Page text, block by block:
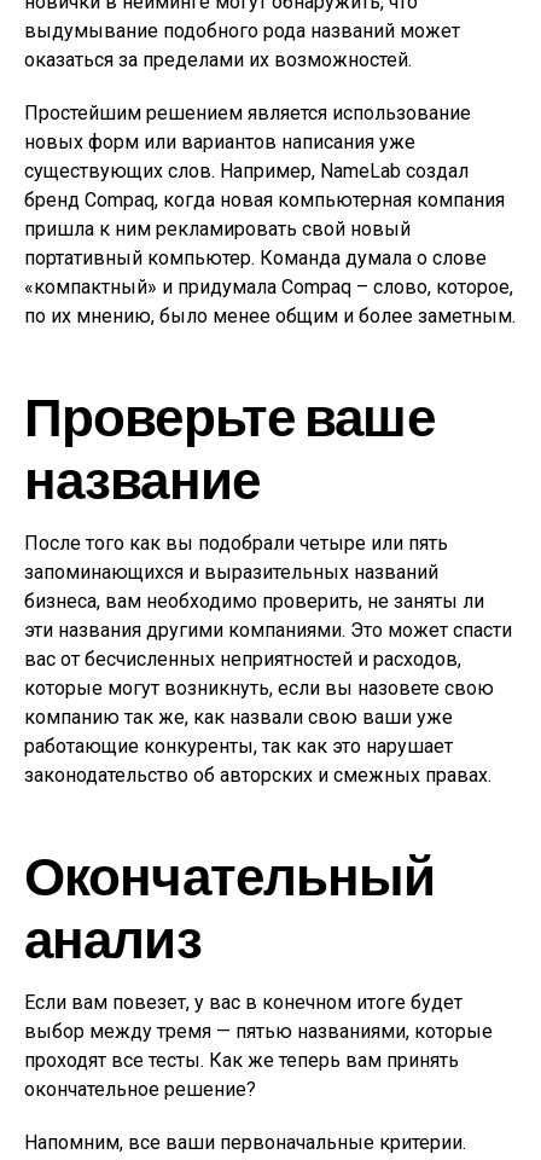
выдумывание подобного рода названий может
оказаться за пределами их возможностей.
Простейшим решением является использование
новых форм или вариантов написания уже
существующих слов. Например, NameLab создал
бренд Compaq, когда новая компьютерная компания
пришла к ним рекламировать свой новый
портативный компьютер. Команда думала о слове
«компактный» и придумала Compaq – слово, которое,
по их мнению, было менее общим и более заметным.
Проверьте ваше
название
После того как вы подобрали четыре или пять
запоминающихся и выразительных названий
бизнеса, вам необходимо проверить, не заняты ли
эти названия другими компаниями. Это может спасти
вас от бесчисленных неприятностей и расходов,
которые могут возникнуть, если вы назовете свою
компанию так же, как назвали свою ваши уже
работающие конкуренты, так как это нарушает
законодательство об авторских и смежных правах.
Окончательный
анализ
Если вам повезет, у вас в конечном итоге будет
выбор между тремя — пятью названиями, которые
проходят все тесты. Как же теперь вам принять
окончательное решение?
Напомним, все ваши первоначальные критерии.